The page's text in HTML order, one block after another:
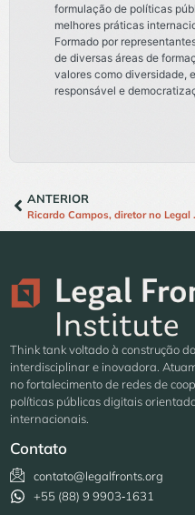
formulação de políticas
melhores práticas
Formado por
de diversas áreas de
valores como diversidade,
responsável e
ANTERIOR
Ricardo Campos,
Think tank voltado à construção
interdisciplinar e inovadora.
no fortalecimento de redes de
políticas públicas digitais
internacionais.
Contato
contato@legalfronts.org
+55 (88) 9 9903‑1631